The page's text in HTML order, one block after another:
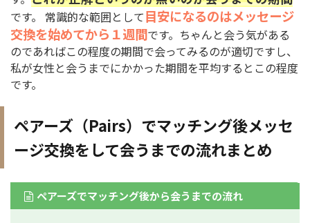
です。 常識的な範囲として目安になるのはメッセージ
交換を始めてから１週間です。ちゃんと会う気がある
のであればこの程度の期間で会ってみるのが適切ですし、
私が女性と会うまでにかかった期間を平均するとこの程度
です。
ペアーズ（Pairs）でマッチング後メッセ
ージ交換をして会うまでの流れまとめ
ペアーズでマッチング後から会うまでの流れ